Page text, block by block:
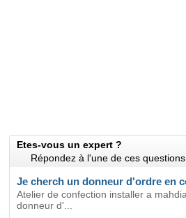
Etes-vous un expert ?
Répondez à l'une de ces
Je cherch un donneur d'ordre en
Atelier de confection installer a
donneur d'...